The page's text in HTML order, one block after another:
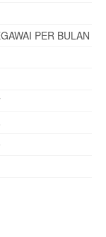
PER BULAN